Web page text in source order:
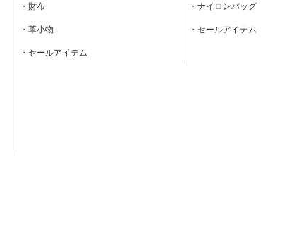
・財布
・革小物
・セールアイテム
・ナイロンバッグ
・セールアイテム